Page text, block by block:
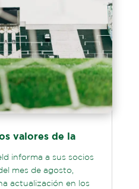
valores de la
informa a sus socios
mes de agosto,
actualización en los